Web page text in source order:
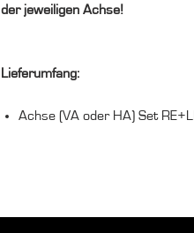
der jeweiligen Achse!
Lieferumfang:
Achse (VA oder HA) Set RE+LI